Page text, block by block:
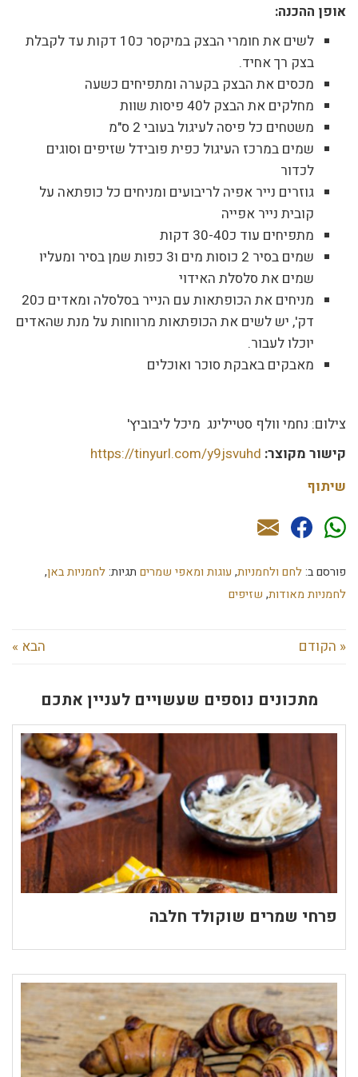
אופן ההכנה:
לשים את חומרי הבצק במיקסר כ10 דקות עד לקבלת
בצק רך אחיד.
מכסים את הבצק בקערה ומתפיחים כשעה
מחלקים את הבצק ל40 פיסות שוות
משטחים כל פיסה לעיגול בעובי 2 ס"מ
שמים במרכז העיגול כפית פובידל שזיפים וסוגים
לכדור
גוזרים נייר אפיה לריבועים ומניחים כל כופתאה על
קובית נייר אפייה
מתפיחים עוד כ30-40 דקות
שמים בסיר 2 כוסות מים ו3 כפות שמן בסיר ומעליו
שמים את סלסלת האידוי
מניחים את הכופתאות עם הנייר בסלסלה ומאדים כ20
דק', יש לשים את הכופתאות מרווחות על מנת שהאדים
יוכלו לעבור.
מאבקים באבקת סוכר ואוכלים
צילום: נחמי וולף סטיילינג מיכל ליבוביץ'
קישור מקוצר: https://tinyurl.com/y9jsvuhd
שיתוף
פורסם ב:לחם ולחמניות, עוגות ומאפי שמרים תגיות:לחמניות באן,
לחמניות מאודות, שזיפים
« הקודם הבא »
מתכונים נוספים שעשויים לעניין אתכם
פרחי שמרים שוקולד חלבה